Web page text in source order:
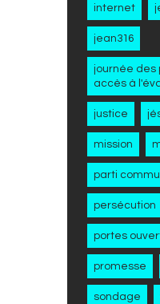
internet
jean316
journée des
accès à
justice
mission
parti
persécution
portes
promesse
sondage